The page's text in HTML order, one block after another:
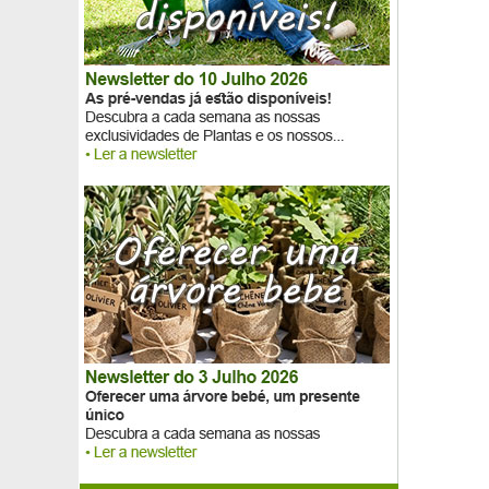
Akebie com cinco folhas
Alcaçuz
Alcaparra comum
Alecrim
Alecrim em pé
Alecrim rasteiro em pé
Alecrim rastejante
Alfarrobeira
Alfazema Bicolor 'Madrid Purple'
Alfazema em pé
Alocasia amazonica
Aloe vera
Alperce-Ameixa Pluot 'Aprimira'
Alperce-Ameixa Pluot 'Dapple Dandy'
Ameixa-de-Natal
Ameixeira 'Mirabelle de Nancy'
Ameixeira 'Président'
Ameixeira 'Quetsche d’Alsace'
Ameixeira 'Reine Claude d’Althan'
Ameixeira 'Reine Claude de Bavay'
Ameixeira 'Reine Claude dorée'
Ameixieira anã auto-fértil